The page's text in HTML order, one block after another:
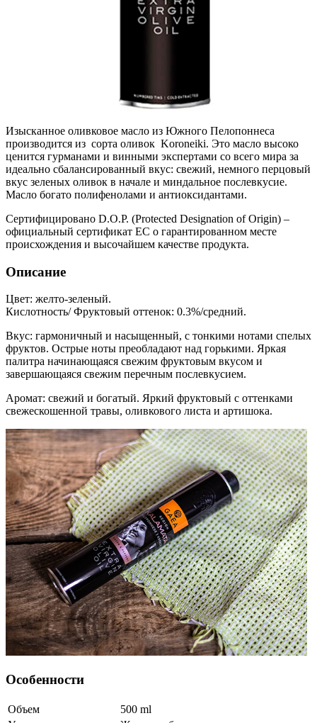
Изысканное оливковое масло из Южного Пелопоннеса
производится из сорта оливок Koroneiki. Это масло высоко
ценится гурманами и винными экспертами со всего мира за
идеально сбалансированный вкус: свежий, немного перцовый
вкус зеленых оливок в начале и миндальное послевкусие.
Масло богато полифенолами и антиоксидантами.
Сертифицировано D.O.P. (Protected Designation of Origin) –
официальный сертификат ЕС о гарантированном месте
происхождения и высочайшем качестве продукта.
Описание
Цвет: желто-зеленый.
Кислотность/ Фруктовый оттенок: 0.3%/средний.
Вкус: гармоничный и насыщенный, с тонкими нотами спелых
фруктов. Острые ноты преобладают над горькими. Яркая
палитра начинающаяся свежим фруктовым вкусом и
завершающаяся свежим перечным послевкусием.
Аромат: свежий и богатый. Яркий фруктовый с оттенками
свежескошенной травы, оливкового листа и артишока.
Особенности
Объем 500 ml